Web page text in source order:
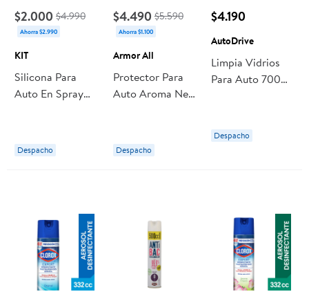
$2.000 $4.990
Ahorra $2.990
KIT
Silicona Para
Auto En Spray
Despacho
$4.490 $5.590
Ahorra $1.100
Armor All
Protector Para
Auto Aroma New
Despacho
$4.190
AutoDrive
Limpia Vidrios
Para Auto 700ml
Despacho